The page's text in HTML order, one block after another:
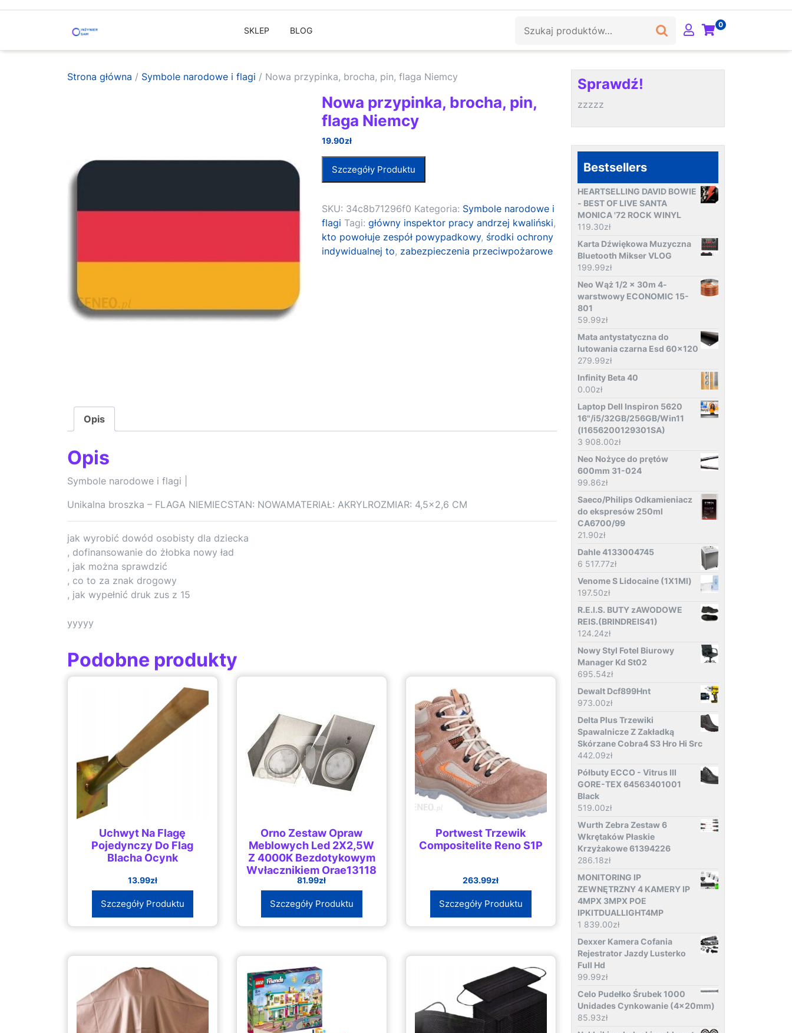
SKLEP BLOG
0
Strona główna / Symbole narodowe i flagi / Nowa przypinka, brocha, pin, flaga Niemcy
Nowa przypinka, brocha, pin,
flaga Niemcy
19.90zł
Szczegóły Produktu
SKU: 34c8b71296f0 Kategoria: Symbole narodowe i
flagi Tagi:główny inspektor pracy andrzej kwaliński,
kto powołuje zespół powypadkowy, środki ochrony
indywidualnej to, zabezpieczenia przeciwpożarowe
Opis
Opis
Symbole narodowe i flagi |
Unikalna broszka – FLAGA NIEMIECSTAN: NOWAMATERIAŁ: AKRYLROZMIAR: 4,5×2,6 CM
jak wyrobić dowód osobisty dla dziecka
, dofinansowanie do żłobka nowy ład
, jak można sprawdzić
, co to za znak drogowy
, jak wypełnić druk zus z 15
yyyyy
Podobne produkty
Uchwyt Na Flagę
Pojedynczy Do Flag
Blacha Ocynk
13.99zł
Szczegóły Produktu
Orno Zestaw Opraw
Meblowych Led 2X2,5W
Z 4000K Bezdotykowym
Wyłącznikiem Orae13118
81.99zł
Szczegóły Produktu
Portwest Trzewik
Compositelite Reno S1P
263.99zł
Szczegóły Produktu
Sprawdź!
zzzzz
Bestsellers
HEARTSELLING DAVID BOWIE
- BEST OF LIVE SANTA
MONICA '72 ROCK WINYL
119.30zł
Karta Dźwiękowa Muzyczna
Bluetooth Mikser VLOG
199.99zł
Neo Wąż 1/2 x 30m 4-
warstwowy ECONOMIC 15-
801
59.99zł
Mata antystatyczna do
lutowania czarna Esd 60x120
279.99zł
Infinity Beta 40
0.00zł
Laptop Dell Inspiron 5620
16"/i5/32GB/256GB/Win11
(I1656200129301SA)
3 908.00zł
Neo Nożyce do prętów
600mm 31-024
99.86zł
Saeco/Philips Odkamieniacz
do ekspresów 250ml
CA6700/99
21.90zł
Dahle 4133004745
6 517.77zł
Venome S Lidocaine (1X1Ml)
197.50zł
R.E.I.S. BUTY zAWODOWE
REIS.(BRINDREIS41)
124.24zł
Nowy Styl Fotel Biurowy
Manager Kd St02
695.54zł
Dewalt Dcf899Hnt
973.00zł
Delta Plus Trzewiki
Spawalnicze Z Zakładką
Skórzane Cobra4 S3 Hro Hi Src
442.09zł
Półbuty ECCO - Vitrus III
GORE-TEX 64563401001
Black
519.00zł
Wurth Zebra Zestaw 6
Wkrętaków Płaskie
Krzyżakowe 61394226
286.18zł
MONITORING IP
ZEWNĘTRZNY 4 KAMERY IP
4MPX 3MPX POE
IPKITDUALLIGHT4MP
1 839.00zł
Dexxer Kamera Cofania
Rejestrator Jazdy Lusterko
Full Hd
99.99zł
Celo Pudełko Śrubek 1000
Unidades Cynkowanie (4x20mm)
85.93zł